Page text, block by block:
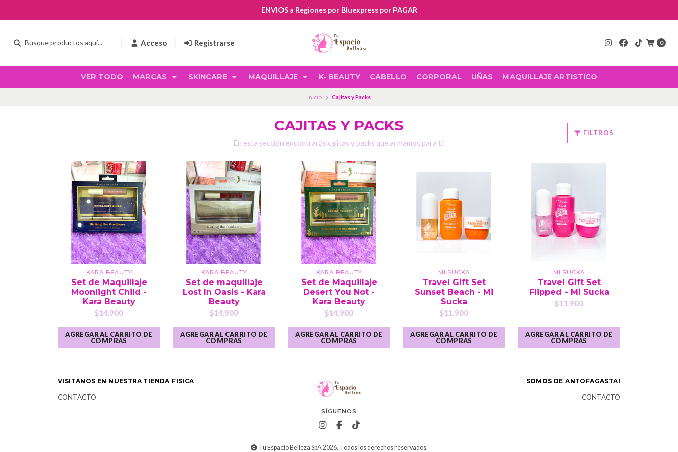
Acceso Registrarse 0
VER TODO MARCAS SKINCARE MAQUILLAJE K- BEAUTY CABELLO CORPORAL UÑAS MAQUILLAJE ARTISTICO
ENVIOS a Regiones por Bluexpress por PAGAR
Inicio Cajitas y Packs
CAJITAS Y PACKS
En esta sección encontrarás cajitas y packs que armamos para ti!
FILTROS
KARA BEAUTY
Set de Maquillaje
Moonlight Child -
Kara Beauty
$14.900
AGREGAR AL CARRITO DE
COMPRAS
KARA BEAUTY
Set de maquillaje
Lost In Oasis - Kara
Beauty
$14.900
AGREGAR AL CARRITO DE
COMPRAS
KARA BEAUTY
Set de Maquillaje
Desert You Not -
Kara Beauty
$14.900
AGREGAR AL CARRITO DE
COMPRAS
MI SUCKA
Travel Gift Set
Sunset Beach - Mi
Sucka
$11.900
AGREGAR AL CARRITO DE
COMPRAS
MI SUCKA
Travel Gift Set
Flipped - Mi Sucka
$11.900
AGREGAR AL CARRITO DE
COMPRAS
SÍGUENOS
Tu Espacio Belleza SpA 2026. Todos los derechos reservados.
VISITANOS EN NUESTRA TIENDA FISICA
CONTACTO
SOMOS DE ANTOFAGASTA!
CONTACTO